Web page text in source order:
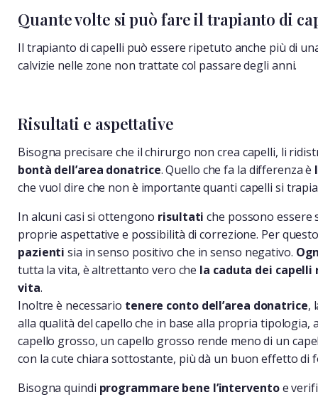
Quante volte si può fare il trapianto di
Il trapianto di capelli può essere ripetuto anche più di
calvizie nelle zone non trattate col passare degli anni.
Risultati e aspettative
Bisogna precisare che il chirurgo non crea capelli, li
bontà dell’area donatrice. Quello che fa la differenza è
che vuol dire che non è importante quanti capelli si
In alcuni casi si ottengono risultati che possono
proprie aspettative e possibilità di correzione. Per
pazienti sia in senso positivo che in senso negativo.
tutta la vita, è altrettanto vero che la caduta dei
vita.
Inoltre è necessario tenere conto dell’area donatrice,
alla qualità del capello che in base alla propria
capello grosso, un capello grosso rende meno di un
con la cute chiara sottostante, più dà un buon effetto di
Bisogna quindi programmare bene l’interventoe